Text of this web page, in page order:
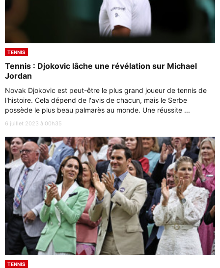
TENNIS
Tennis : Djokovic lâche une révélation sur Michael
Jordan
Novak Djokovic est peut-être le plus grand joueur de tennis de
l'histoire. Cela dépend de l'avis de chacun, mais le Serbe
possède le plus beau palmarès au monde. Une réussite ...
6 juillet 2023 à 00h35
TENNIS